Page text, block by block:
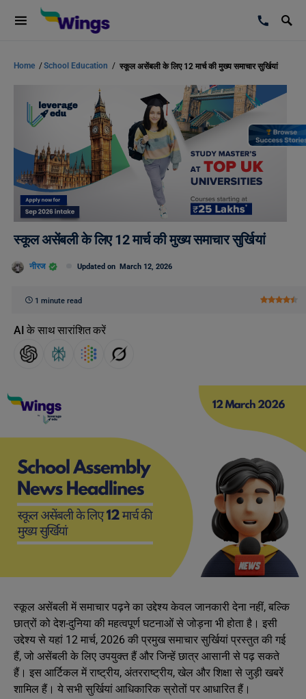
Home /School Education / स्कूल असेंबली के लिए 12 मार्च की मुख्य समाचार सुर्खियां
स्कूल असेंबली के लिए 12 मार्च की मुख्य समाचार सुर्खियां
नीरज Updated on March 12, 2026
1 minute read
AI के साथ सारांशित करें
स्कूल असेंबली में समाचार पढ़ने का उद्देश्य केवल जानकारी देना नहीं, बल्कि
छात्रों को देश-दुनिया की महत्वपूर्ण घटनाओं से जोड़ना भी होता है। इसी
उद्देश्य से यहां 12 मार्च, 2026 की प्रमुख समाचार सुर्खियां प्रस्तुत की गई
हैं, जो असेंबली के लिए उपयुक्त हैं और जिन्हें छात्र आसानी से पढ़ सकते
हैं। इस आर्टिकल में राष्ट्रीय, अंतरराष्ट्रीय, खेल और शिक्षा से जुड़ी खबरें
शामिल हैं। ये सभी सुर्खियां आधिकारिक स्रोतों पर आधारित हैं।